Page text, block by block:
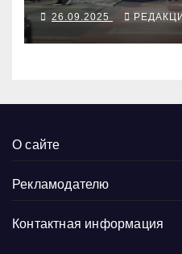
26.09.2025
О сайте
Рекламодателю
Контактная информация